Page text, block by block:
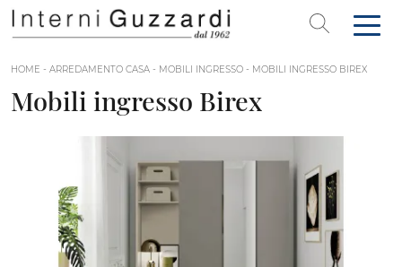
HOME - ARREDAMENTO CASA - MOBILI INGRESSO - MOBILI INGRESSO BIREX
Mobili ingresso Birex